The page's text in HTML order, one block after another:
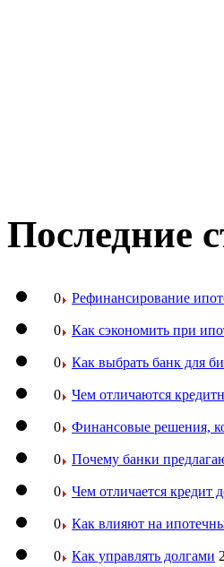
Последние
0 Рефинансирование
0 Как сэкономить при
0 Как выбрать банк для
0 Чем отличаются
0 Финансовые решения,
0 Почему банки
0 Чем отличается кредит
0 Как влияют на
0 Как управлять долгами